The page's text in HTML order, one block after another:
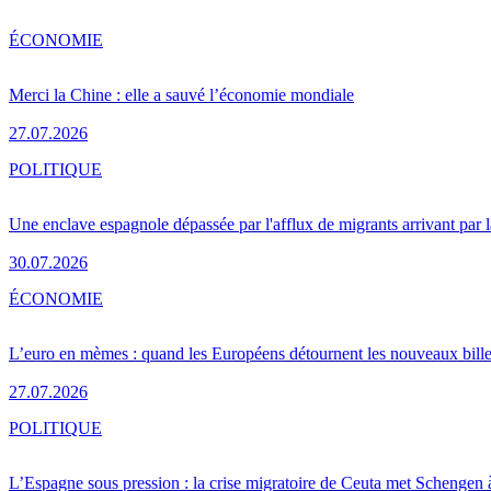
Merci la Chine : elle a sauvé l’économie mondiale
27.07.2026
ÉCONOMIE
Une enclave espagnole dépassée par l'afflux de migrants arrivant par
30.07.2026
POLITIQUE
L’euro en mèmes : quand les Européens détournent les nouveaux
27.07.2026
ÉCONOMIE
L’Espagne sous pression : la crise migratoire de Ceuta met Schengen
POLITIQUE